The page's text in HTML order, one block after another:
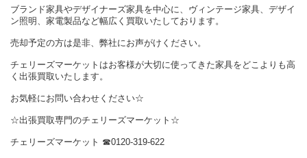
ブランド家具やデザイナーズ家具を中心に、ヴィンテージ家具、デザイ
ン照明、家電製品など幅広く買取いたしております。
売却予定の方は是非、弊社にお声がけください。
チェリーズマーケットはお客様が大切に使ってきた家具をどこよりも高
く出張買取いたします。
お気軽にお問い合わせください☆
☆出張買取専門のチェリーズマーケット☆
チェリーズマーケット ☎︎0120-319-622